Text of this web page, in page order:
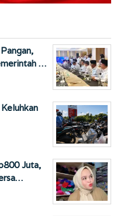
…
Juta,